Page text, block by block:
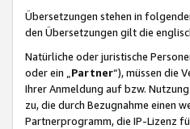
Übersetzungen stehen in
den Übersetzungen gilt die
Natürliche oder juristische
oder ein „Partner“), müssen die
Ihrer Anmeldung auf bzw.
zu, die durch Bezugnahme einen
Partnerprogramm, die IP-Lizenz